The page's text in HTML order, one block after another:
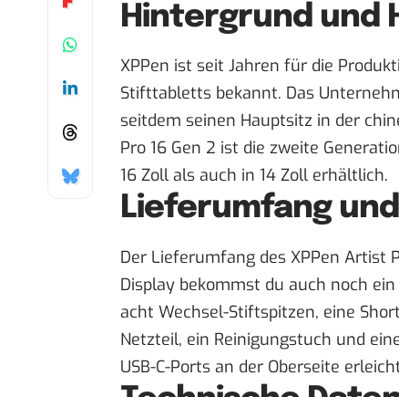
Hintergrund
XPPen ist seit Jahren für die
Stifttabletts bekannt. Das
seitdem seinen Hauptsitz in der
Pro 16 Gen 2 ist die zweite
16 Zoll als auch in 14 Zoll erhältlich.
Lieferumfang
Der Lieferumfang des XPPen Artist
Display bekommst du auch noch
acht Wechsel-Stiftspitzen, eine
Netzteil, ein Reinigungstuch und
USB-C-Ports an der Oberseite